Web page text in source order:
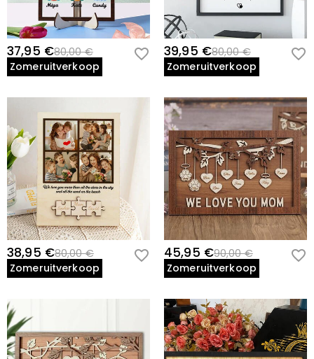
37,95 €80,00 €
Zomeruitverkoop
39,95 €80,00 €
Zomeruitverkoop
38,95 €80,00 €
Zomeruitverkoop
45,95 €90,00 €
Zomeruitverkoop